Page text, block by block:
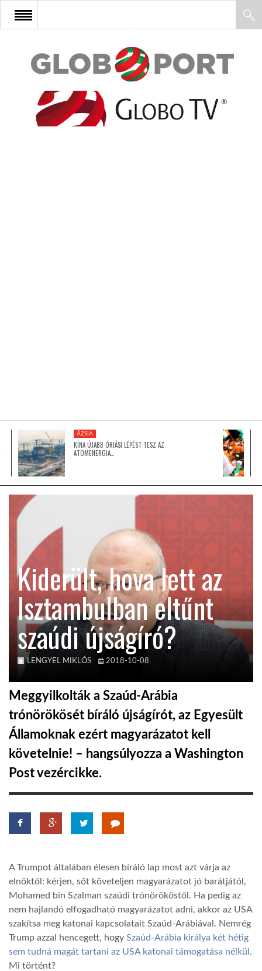
FŐOLDAL
AFRIKA
GLOBOTV BP
HÍR3D
TROPICALMAGAZIN
GLOBOTV
AFRIKA TUDÁSTÁR
A NAP SZÉPE
LINKTR.EE
GLOBOZSARU
DOBRAVERO.HU
LATIMO.HU
ÁZSIA
KÍNA ÚJABB ÓRIÁSI LÉPÉST TESZ AZ
ATOMENERGIA…
Kiderült, hova lett az
Isztambulban eltűnt
szaúdi újságíró?
LENGYEL MIKLÓS 2018-10-08
Meggyilkolták a Szaúd-Arábia
trónörökösét bíráló újságírót, az Egyesült
Államoknak ezért magyarázatot kell
követelnie! – hangsúlyozza a Washington
Post vezércikke.
A Trumpot általában élesen bíráló lap most azt várja az
elnöktől: kérjen, sőt követeljen magyarázatot jó barátjától,
Mohamed bin Szalman szaúdi trónörököstől. Ha pedig az
nem hajlandó elfogadható magyarázatot adni, akkor az USA
szakítsa meg katonai kapcsolatait Szaúd-Arábiával. Nemrég
Trump azzal hencegett, hogy Szaúd-Arábia királya két hétig
sem tudná magát tartani az USA katonai támogatása nélkül.
Mi történt?